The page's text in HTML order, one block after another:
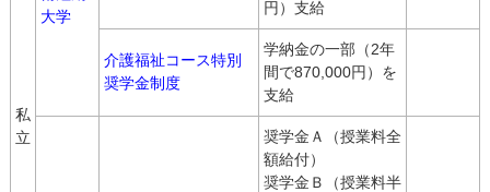
私
立
大学
円）支給
介護福祉コース特別
奨学金制度
学納金の一部（2年
間で870,000円）を
支給
奨学金Ａ（授業料全
額給付）
奨学金Ｂ（授業料半